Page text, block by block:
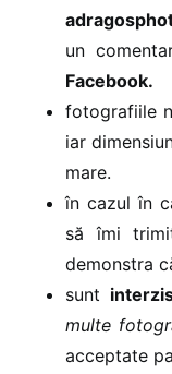
un
Facebook.
fotografiile
iar
mare.
în cazul în
să îmi
demonstra
sunt
multe
acceptate